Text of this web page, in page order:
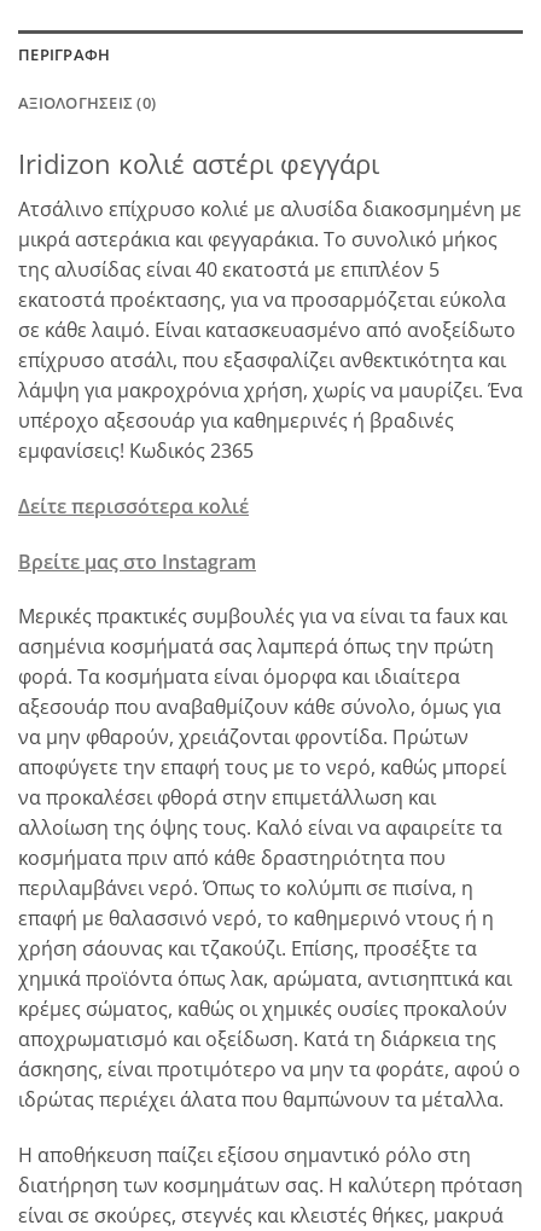
ΠΕΡΙΓΡΑΦΉ
ΑΞΙΟΛΟΓΉΣΕΙΣ (0)
Iridizon κολιέ αστέρι φεγγάρι
Ατσάλινο επίχρυσο κολιέ με αλυσίδα διακοσμημένη με
μικρά αστεράκια και φεγγαράκια. Το συνολικό μήκος
της αλυσίδας είναι 40 εκατοστά με επιπλέον 5
εκατοστά προέκτασης, για να προσαρμόζεται εύκολα
σε κάθε λαιμό. Είναι κατασκευασμένο από ανοξείδωτο
επίχρυσο ατσάλι, που εξασφαλίζει ανθεκτικότητα και
λάμψη για μακροχρόνια χρήση, χωρίς να μαυρίζει. Ένα
υπέροχο αξεσουάρ για καθημερινές ή βραδινές
εμφανίσεις! Κωδικός 2365
Δείτε περισσότερα κολιέ
Βρείτε μας στο Instagram
Μερικές πρακτικές συμβουλές για να είναι τα faux και
ασημένια κοσμήματά σας λαμπερά όπως την πρώτη
φορά. Τα κοσμήματα είναι όμορφα και ιδιαίτερα
αξεσουάρ που αναβαθμίζουν κάθε σύνολο, όμως για
να μην φθαρούν, χρειάζονται φροντίδα. Πρώτων
αποφύγετε την επαφή τους με το νερό, καθώς μπορεί
να προκαλέσει φθορά στην επιμετάλλωση και
αλλοίωση της όψης τους. Καλό είναι να αφαιρείτε τα
κοσμήματα πριν από κάθε δραστηριότητα που
περιλαμβάνει νερό. Όπως το κολύμπι σε πισίνα, η
επαφή με θαλασσινό νερό, το καθημερινό ντους ή η
χρήση σάουνας και τζακούζι. Επίσης, προσέξτε τα
χημικά προϊόντα όπως λακ, αρώματα, αντισηπτικά και
κρέμες σώματος, καθώς οι χημικές ουσίες προκαλούν
αποχρωματισμό και οξείδωση. Κατά τη διάρκεια της
άσκησης, είναι προτιμότερο να μην τα φοράτε, αφού ο
ιδρώτας περιέχει άλατα που θαμπώνουν τα μέταλλα.
Η αποθήκευση παίζει εξίσου σημαντικό ρόλο στη
διατήρηση των κοσμημάτων σας. Η καλύτερη πρόταση
είναι σε σκούρες, στεγνές και κλειστές θήκες, μακρυά